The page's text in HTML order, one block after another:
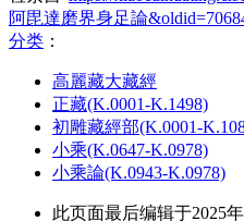
阿毘達磨界身足論
分类 ：​
高麗藏大藏經
正藏(K.0001-K.1498)
初雕藏經部(K.0001-
小乘(K.0647-K.0978)
小乘論(K.0943-K.0978)
此页面最后编辑于2025